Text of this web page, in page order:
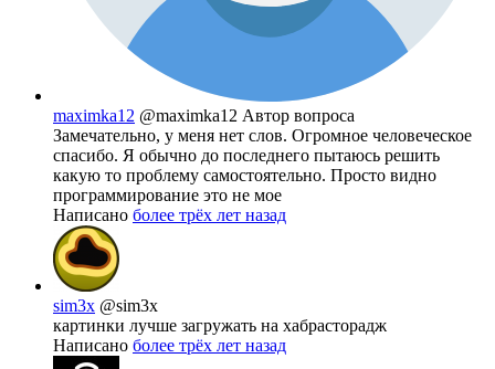
maximka12 @maximka12 Автор вопроса
Замечательно, у меня нет слов. Огромное человеческое
спасибо. Я обычно до последнего пытаюсь решить
какую то проблему самостоятельно. Просто видно
программирование это не мое
Написано более трёх лет назад
sim3x @sim3x
картинки лучше загружать на хабрасторадж
Написано более трёх лет назад